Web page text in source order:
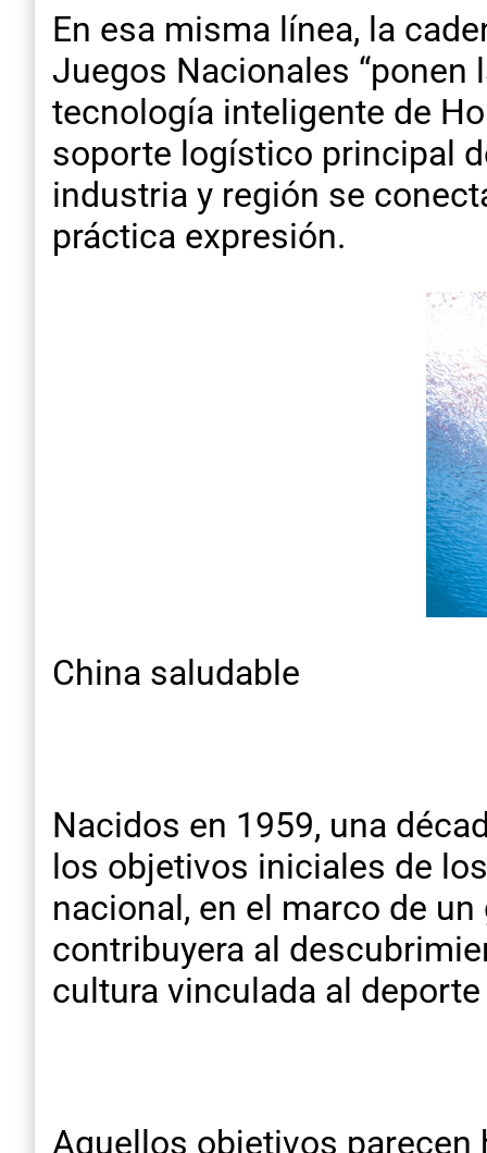
En esa misma línea, la
Juegos Nacionales “ponen
tecnología inteligente de
soporte logístico principal
industria y región se
práctica expresión.
China saludable
Nacidos en 1959, una
los objetivos iniciales de
nacional, en el marco de
contribuyera al
cultura vinculada al
Aquellos objetivos parecen